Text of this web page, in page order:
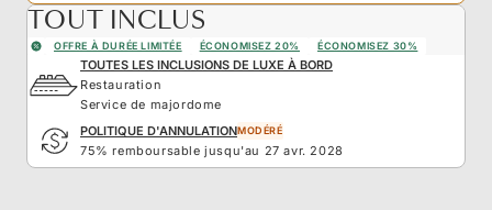
TOUT INCLUS
OFFRE À DURÉE LIMITÉE ÉCONOMISEZ 20% ÉCONOMISEZ 30%
TOUTES LES INCLUSIONS DE LUXE À BORD
Restauration
Service de majordome
POLITIQUE D'ANNULATIONMODÉRÉ
75% remboursable jusqu'au 27 avr. 2028